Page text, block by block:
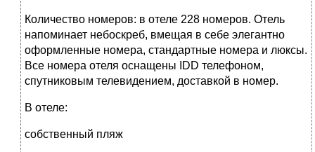
Количество номеров: в отеле 228 номеров. Отель
напоминает небоскреб, вмещая в себе элегантно
оформленные номера, стандартные номера и люксы.
Все номера отеля оснащены IDD телефоном,
спутниковым телевидением, доставкой в номер.
В отеле:
собственный пляж